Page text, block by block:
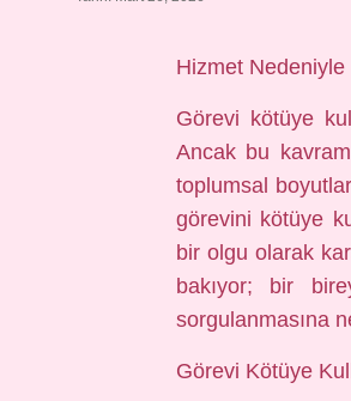
Hizmet
Görevi kötüye
Ancak bu
toplumsal
görevini kötüye
bir olgu olarak
bakıyor; bir
sorgulanmasına
Görevi Kötüye